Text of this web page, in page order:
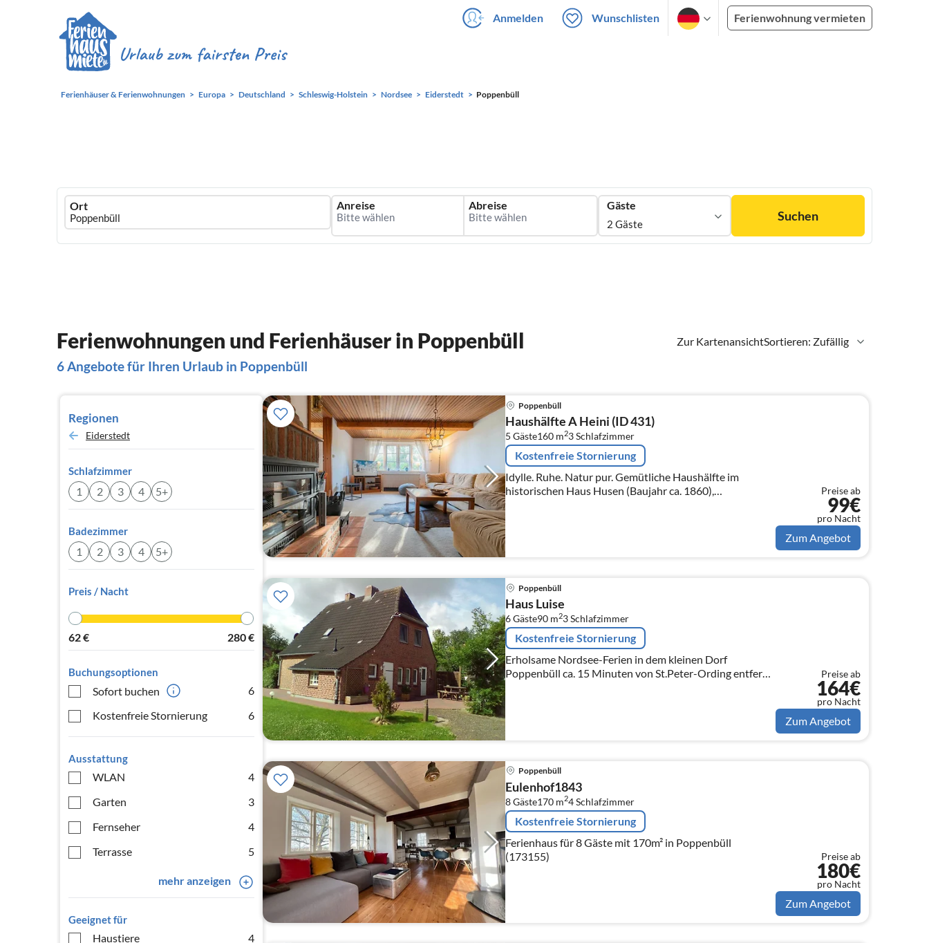
Anmelden Wunschlisten Ferienwohnung vermieten
Ferienhäuser & Ferienwohnungen Europa Deutschland Schleswig-Holstein Nordsee Eiderstedt Poppenbüll
Ferienhausmiete
logo
Ort Anreise Abreise Gäste
2 Gäste
Suchen
Zur KartenansichtSortieren: Zufällig
Ferienwohnungen und Ferienhäuser in Poppenbüll
6 Angebote für Ihren Urlaub in Poppenbüll
Regionen
Eiderstedt
Schlafzimmer
1 2 3 4 5+
Badezimmer
1 2 3 4 5+
Preis / Nacht
62€ 280€
Buchungsoptionen
Sofort buchen
6
Kostenfreie Stornierung
6
Ausstattung
WLAN
4
Garten
3
Fernseher
4
Terrasse
5
mehr anzeigen
Geeignet für
Haustiere
4
Poppenbüll
Haushälfte A Heini (ID 431)
5 Gäste160 m23Schlafzimmer
Kostenfreie Stornierung
Idylle. Ruhe. Natur pur. Gemütliche Haushälfte im
historischen Haus Husen (Baujahr ca. 1860),
landestypisch unter Reet, mit ca. 160 m² auf 2 Ebenen
(EG, OG)
Preise ab
99€
pro Nacht
Zum Angebot
Poppenbüll
Haus Luise
6 Gäste90 m23Schlafzimmer
Kostenfreie Stornierung
Erholsame Nordsee-Ferien in dem kleinen Dorf
Poppenbüll ca. 15 Minuten von St.Peter-Ording entfernt
bietet Ihnen unser Ferienhaus.Helle freundliche Räume
Preise ab
164€
pro Nacht
Zum Angebot
Poppenbüll
Eulenhof1843
8 Gäste170 m24Schlafzimmer
Kostenfreie Stornierung
Ferienhaus für 8 Gäste mit 170m² in Poppenbüll
(173155)
Preise ab
180€
pro Nacht
Zum Angebot